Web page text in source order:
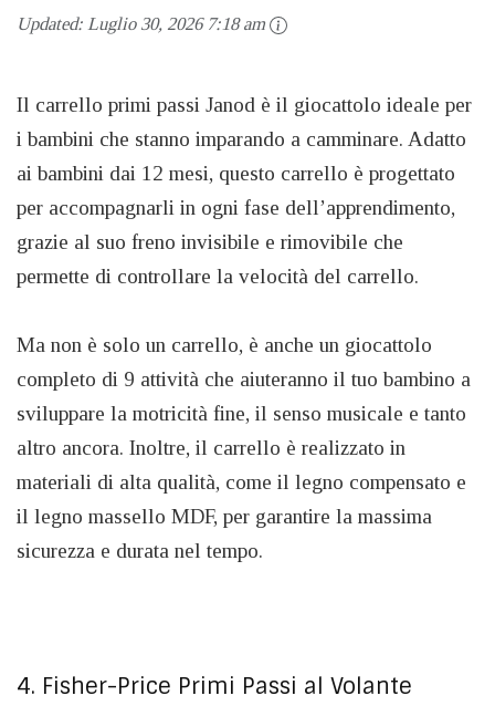
Updated: Luglio 30, 2026 7:18 am
Il carrello primi passi Janod è il giocattolo ideale per
i bambini che stanno imparando a camminare. Adatto
ai bambini dai 12 mesi, questo carrello è progettato
per accompagnarli in ogni fase dell’apprendimento,
grazie al suo freno invisibile e rimovibile che
permette di controllare la velocità del carrello.
Ma non è solo un carrello, è anche un giocattolo
completo di 9 attività che aiuteranno il tuo bambino a
sviluppare la motricità fine, il senso musicale e tanto
altro ancora. Inoltre, il carrello è realizzato in
materiali di alta qualità, come il legno compensato e
il legno massello MDF, per garantire la massima
sicurezza e durata nel tempo.
4. Fisher-Price Primi Passi al Volante